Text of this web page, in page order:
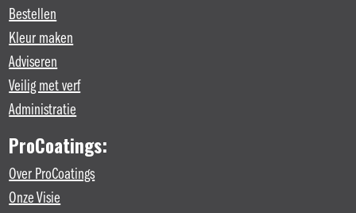
Bestellen
Kleur maken
Adviseren
Veilig met verf
Administratie
ProCoatings:
Over ProCoatings
Onze Visie